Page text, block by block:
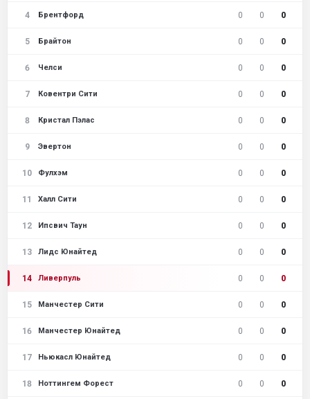
4 Брентфорд 0 0 0
5 Брайтон 0 0 0
6 Челси 0 0 0
7 Ковентри Сити 0 0 0
8 Кристал Пэлас 0 0 0
9 Эвертон 0 0 0
10 Фулхэм 0 0 0
11 Халл Сити 0 0 0
12 Ипсвич Таун 0 0 0
13 Лидс Юнайтед 0 0 0
14 Ливерпуль 0 0 0
15 Манчестер Сити 0 0 0
16 Манчестер Юнайтед 0 0 0
17 Ньюкасл Юнайтед 0 0 0
18 Ноттингем Форест 0 0 0